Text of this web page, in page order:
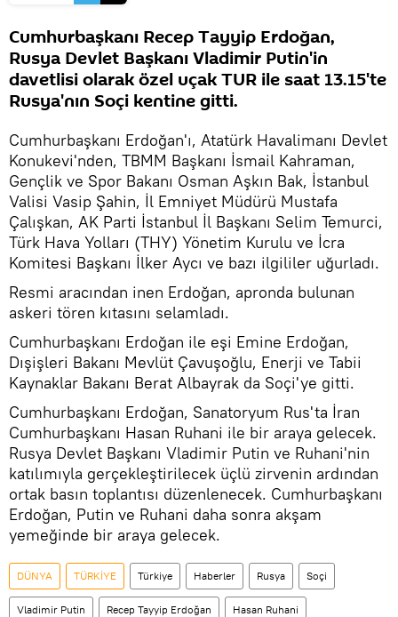
Cumhurbaşkanı Recep Tayyip Erdoğan,
Rusya Devlet Başkanı Vladimir Putin'in
davetlisi olarak özel uçak TUR ile saat 13.15'te
Rusya'nın Soçi kentine gitti.
Cumhurbaşkanı Erdoğan'ı, Atatürk Havalimanı Devlet
Konukevi'nden, TBMM Başkanı İsmail Kahraman,
Gençlik ve Spor Bakanı Osman Aşkın Bak, İstanbul
Valisi Vasip Şahin, İl Emniyet Müdürü Mustafa
Çalışkan, AK Parti İstanbul İl Başkanı Selim Temurci,
Türk Hava Yolları (THY) Yönetim Kurulu ve İcra
Komitesi Başkanı İlker Aycı ve bazı ilgililer uğurladı.
Resmi aracından inen Erdoğan, apronda bulunan
askeri tören kıtasını selamladı.
Cumhurbaşkanı Erdoğan ile eşi Emine Erdoğan,
Dışişleri Bakanı Mevlüt Çavuşoğlu, Enerji ve Tabii
Kaynaklar Bakanı Berat Albayrak da Soçi'ye gitti.
Cumhurbaşkanı Erdoğan, Sanatoryum Rus'ta İran
Cumhurbaşkanı Hasan Ruhani ile bir araya gelecek.
Rusya Devlet Başkanı Vladimir Putin ve Ruhani'nin
katılımıyla gerçekleştirilecek üçlü zirvenin ardından
ortak basın toplantısı düzenlenecek. Cumhurbaşkanı
Erdoğan, Putin ve Ruhani daha sonra akşam
yemeğinde bir araya gelecek.
DÜNYA TÜRKİYE Türkiye Haberler Rusya Soçi
Vladimir Putin Recep Tayyip Erdoğan Hasan Ruhani